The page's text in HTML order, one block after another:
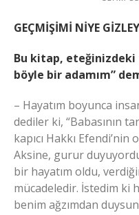
GEÇMİŞİMİ NİYE
Bu kitap, eteğinizdeki
böyle bir adamım”
– Hayatım boyunca
dediler ki, “Babasının
kapıcı Hakkı
Aksine, gurur
bir hayatım oldu,
mücadeledir. İstedim ki
benim ağzımdan